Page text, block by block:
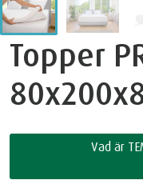
Topper
Vad är